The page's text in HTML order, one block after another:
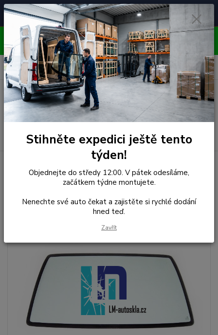
🚘
Čelní skla pro
unikátní vozy
📞
Poradenství
ZDARMA
⭐ 4.7/5 (50 recenzí)
OBJEDNÁVEJTE DO STŘEDY 12:00 - KAŽDÝ PÁTEK
EXPEDUJEME!!
Menu
Hledat
0 ks
za 0,00 Kč
Čelní Sklo - DODGE NITRO
(r.2007-)
Stihněte expedici ještě tento
týden!
Objednejte do středy 12:00. V pátek odesíláme,
začátkem týdne montujete.
Nenechte své auto čekat a zajistěte si rychlé dodání
hned teď.
Zavřít